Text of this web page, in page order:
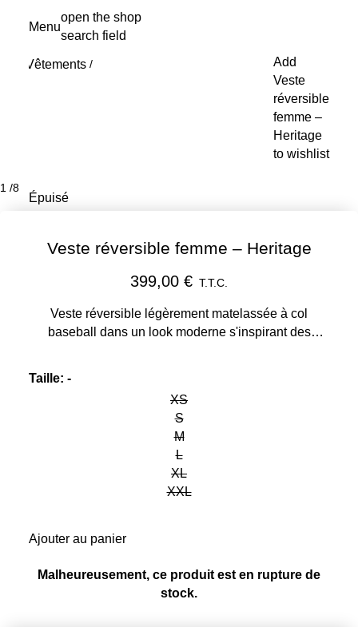
principal
Menu
open the shop
search field
Vêtements /
Add
Veste
réversible
femme –
Heritage
to wishlist
1 /8
Épuisé
Veste réversible femme – Heritage
399,00 € T.T.C.
Veste réversible légèrement matelassée à col
baseball dans un look moderne s'inspirant des
Taille: -
XS
S
M
L
XL
XXL
Ajouter au panier
Malheureusement, ce produit est en rupture de
stock.